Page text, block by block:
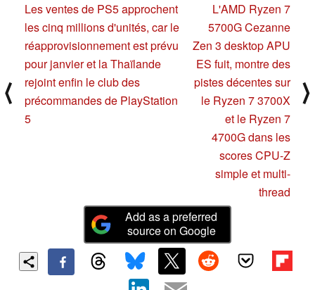
⟨
Les ventes de PS5 approchent
les cinq millions d'unités, car le
réapprovisionnement est prévu
pour janvier et la Thaïlande
rejoint enfin le club des
précommandes de PlayStation
5
L'AMD Ryzen 7
5700G Cezanne
Zen 3 desktop APU
ES fuit, montre des
pistes décentes sur
le Ryzen 7 3700X
et le Ryzen 7
4700G dans les
scores CPU-Z
simple et multi-
thread
⟩
Add as a preferred
source on Google